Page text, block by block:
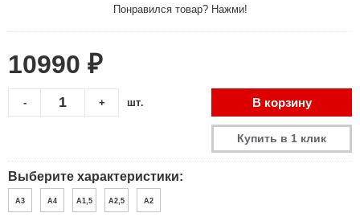
Понравился товар? Нажми!
10990 ₽
+
- шт. В корзину
Купить в 1 клик
Выберите характеристики:
A3 A4 A1,5 A2,5 A2